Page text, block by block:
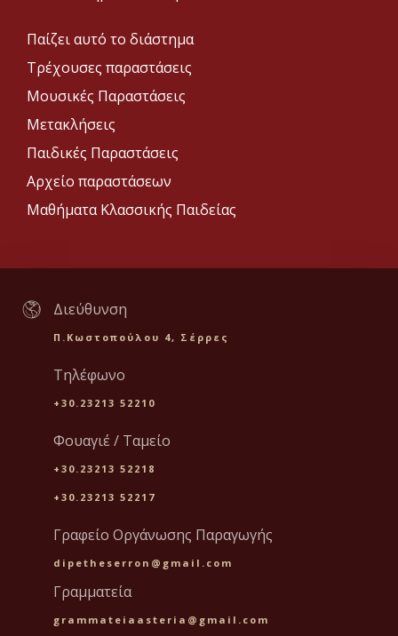
Παίζει αυτό το διάστημα
Τρέχουσες παραστάσεις
Μουσικές Παραστάσεις
Μετακλήσεις
Παιδικές Παραστάσεις
Αρχείο παραστάσεων
Μαθήματα Κλασσικής Παιδείας
Διεύθυνση
Π.Κωστοπούλου 4, Σέρρες
Τηλέφωνο
+30.23213 52210
Φουαγιέ / Ταμείο
+30.23213 52218
+30.23213 52217
Γραφείο Οργάνωσης Παραγωγής
dipetheserron@gmail.com
Γραμματεία
grammateiaasteria@gmail.com